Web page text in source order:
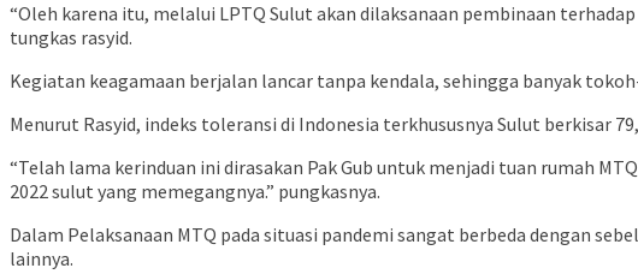
“Oleh karena itu, melalui LPTQ Sulut akan dilaksanaan pembinaan
tungkas rasyid.
Kegiatan keagamaan berjalan lancar tanpa kendala, sehingga banyak
Menurut Rasyid, indeks toleransi di Indonesia terkhususnya Sulut berkisar
“Telah lama kerinduan ini dirasakan Pak Gub untuk menjadi tuan rumah
2022 sulut yang memegangnya.” pungkasnya.
Dalam Pelaksanaan MTQ pada situasi pandemi sangat berbeda dengan
lainnya.